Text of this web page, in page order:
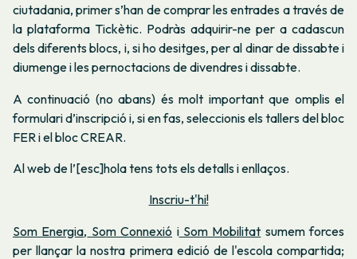
ciutadania, primer s’han de comprar les entrades a través de
la plataforma Tickètic. Podràs adquirir-ne per a cadascun
dels diferents blocs, i, si ho desitges, per al dinar de dissabte i
diumenge i les pernoctacions de divendres i dissabte.
A continuació (no abans) és molt important que omplis el
formulari d’inscripció i, si en fas, seleccionis els tallers del bloc
FER i el bloc CREAR.
Al web de l’[esc]hola tens tots els detalls i enllaços.
Inscriu-t'hi!
Som Energia, Som Connexió iSom Mobilitat sumem forces
per llançar la nostra primera edició de l'escola compartida;